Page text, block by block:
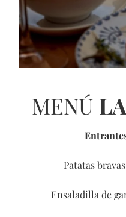
MENÚ
Patatas
Ensaladilla de